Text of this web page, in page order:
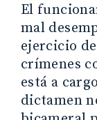
El
mal
ejercicio
crímenes
está a
dictamen